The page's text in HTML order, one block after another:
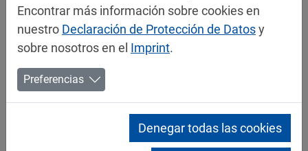
Encontrar más información sobre cookies en
nuestro Declaración de Protección de Datosy
sobre nosotros en el Imprint.
Preferencias
Denegar todas las cookies